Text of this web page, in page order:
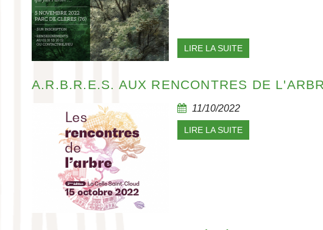
LIRE LA SUITE
A.R.B.R.E.S. AUX RENCONTRES DE
11/10/2022
LIRE LA SUITE